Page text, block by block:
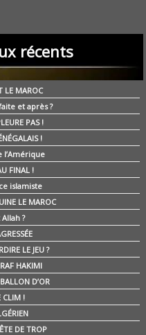
récents
LE MAROC
et après ?
PAS !
!
l’Amérique
FINAL !
islamiste
LE MAROC
?
LE JEU ?
HAKIMI
D’OR
CLIM !
DE TROP